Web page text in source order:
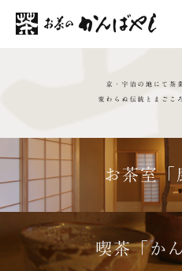
お茶室「
喫茶「か